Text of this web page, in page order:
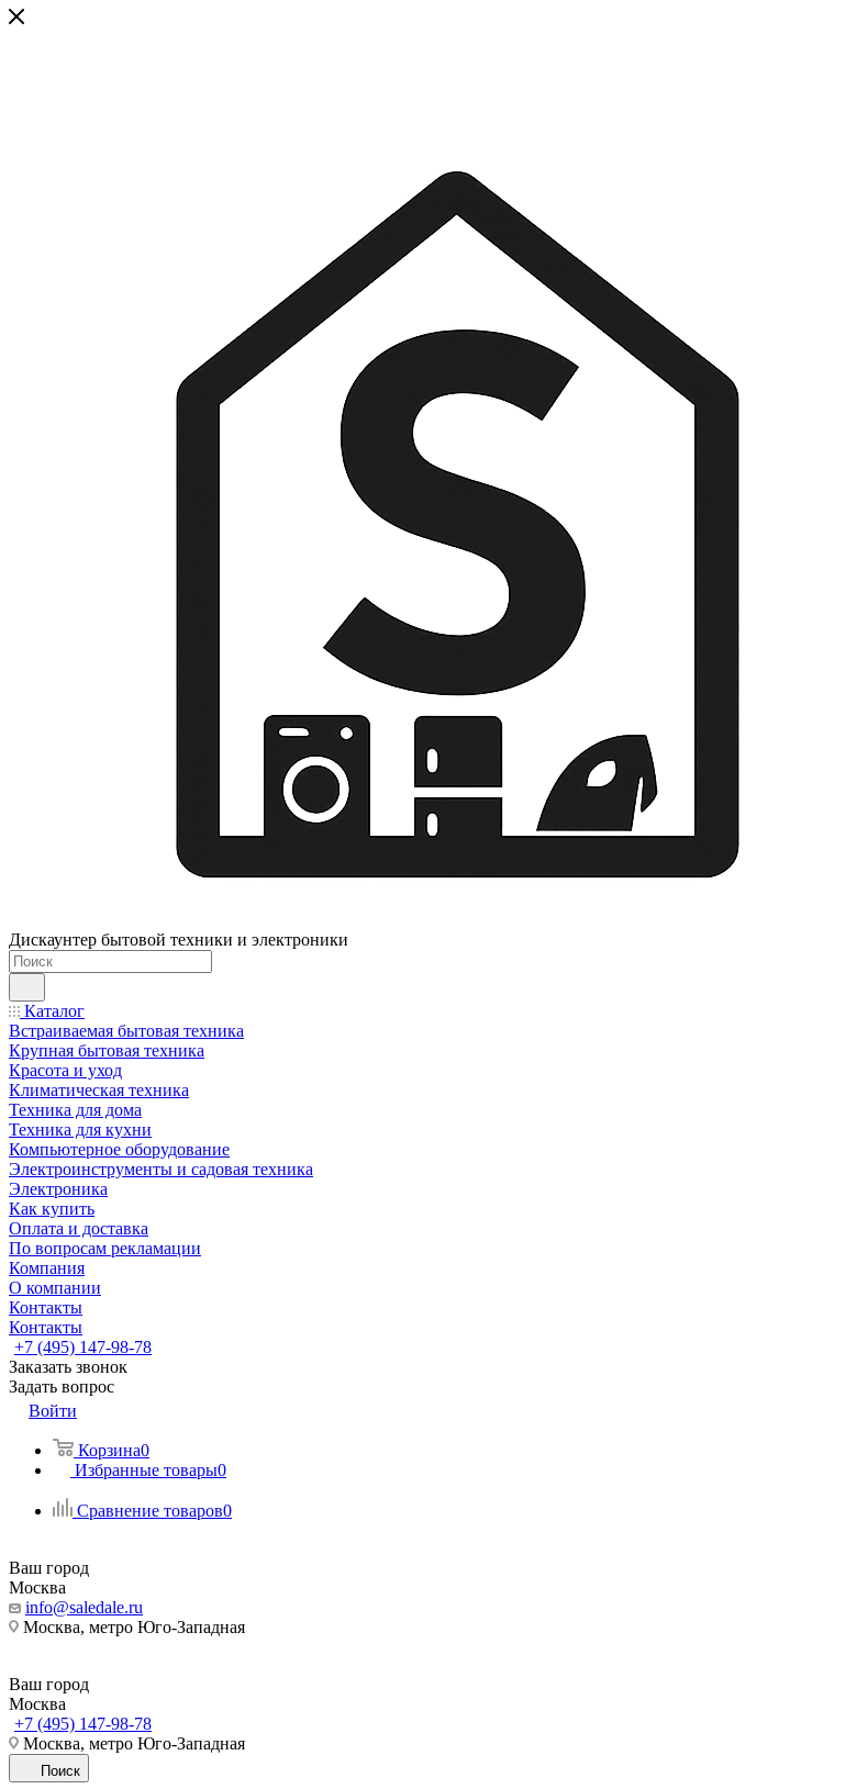
Дискаунтер бытовой техники и электроники
Каталог
Встраиваемая бытовая техника
Крупная бытовая техника
Красота и уход
Климатическая техника
Техника для дома
Техника для кухни
Компьютерное оборудование
Электроинструменты и садовая техника
Электроника
Как купить
Оплата и доставка
По вопросам рекламации
Компания
О компании
Контакты
Контакты
+7 (495) 147-98-78
Заказать звонок
Задать вопрос
Войти
Корзина0
Избранные товары0
Сравнение товаров0
Ваш город
Москва
info@saledale.ru
Москва, метро Юго-Западная
Ваш город
Москва
+7 (495) 147-98-78
Москва, метро Юго-Западная
Поиск